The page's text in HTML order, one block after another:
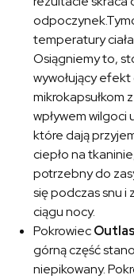
temperatury
Osiągniemy to,
wywołujący
mikrokapsułkom
wpływem wilgoci
które dają
ciepło na
potrzebny do
się podczas snu i
ciągu nocy.
Pokrowiec
górną część
niepikowany.